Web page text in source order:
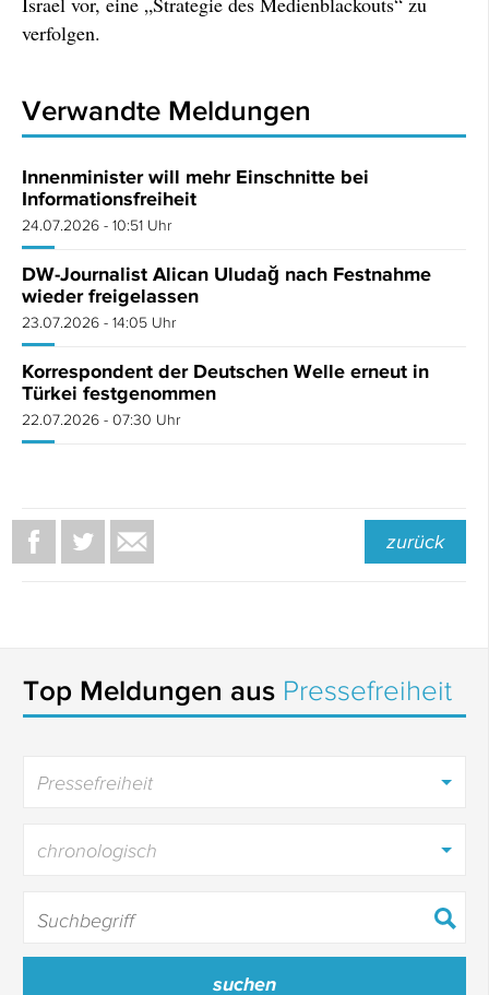
verfolgen.
Verwandte Meldungen
Innenminister will mehr Einschnitte bei
Informationsfreiheit
24.07.2026 - 10:51 Uhr
DW-Journalist Alican Uludağ nach Festnahme
wieder freigelassen
23.07.2026 - 14:05 Uhr
Korrespondent der Deutschen Welle erneut in
Türkei festgenommen
22.07.2026 - 07:30 Uhr
zurück
Top Meldungen aus Pressefreiheit
Pressefreiheit
chronologisch